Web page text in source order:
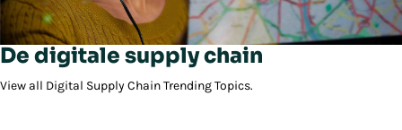
De digitale supply chain
View all Digital Supply Chain Trending Topics.